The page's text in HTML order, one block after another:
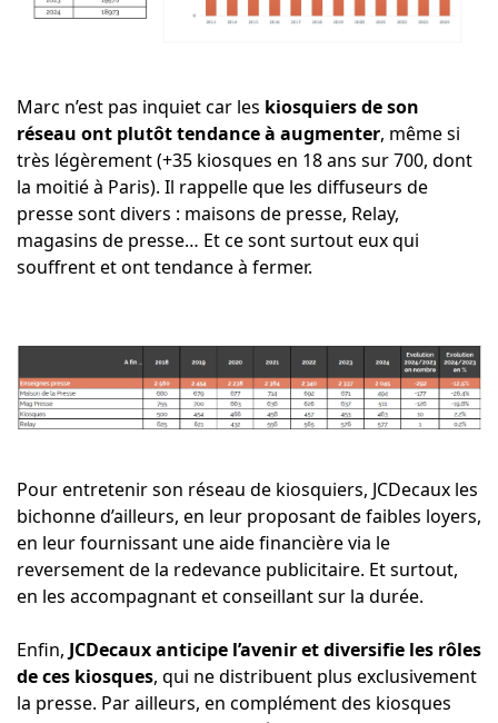
Marc n’est pas inquiet car les kiosquiers de son
réseau ont plutôt tendance à augmenter, même si
très légèrement (+35 kiosques en 18 ans sur 700, dont
la moitié à Paris). Il rappelle que les diffuseurs de
presse sont divers : maisons de presse, Relay,
magasins de presse… Et ce sont surtout eux qui
souffrent et ont tendance à fermer.
Pour entretenir son réseau de kiosquiers, JCDecaux les
bichonne d’ailleurs, en leur proposant de faibles loyers,
en leur fournissant une aide financière via le
reversement de la redevance publicitaire. Et surtout,
en les accompagnant et conseillant sur la durée.
Enfin, JCDecaux anticipe l’avenir et diversifie les rôles
de ces kiosques, qui ne distribuent plus exclusivement
la presse. Par ailleurs, en complément des kiosques